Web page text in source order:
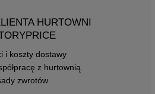
HURTOWNI
i koszty dostawy
z hurtownią
zwrotów